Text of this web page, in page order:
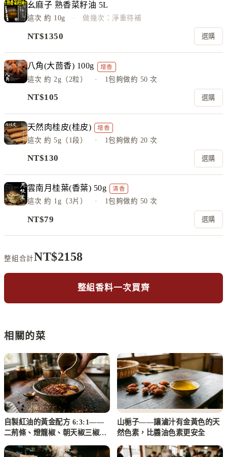
幺麻子 熟香菜籽油 5L
這次約 10g · 做幾次：淨重待補
NT$1350 選購
八角(大茴香) 100g 增香
這次約 2g（2粒） · 1包夠做約 50 次
NT$105 選購
天然肉桂皮(桂皮) 增香
這次約 5g（1段） · 1包夠做約 20 次
NT$130 選購
雲南月桂葉(香葉) 50g 清香
這次約 1g（3片） · 1包夠做約 50 次
NT$79 選購
整組合計NT$2158
整組香料一次買齊
相關的菜
自製紅油的黃金配方 6:3:1——
二荊條、燈籠椒、朝天椒三椒比
山梔子——讓滷汁有金黃色的天
然色素，比醬油色素更安全